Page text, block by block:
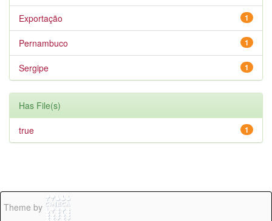
1
Exportação
1
Pernambuco
1
Sergipe
Has File(s)
1
true
Theme by